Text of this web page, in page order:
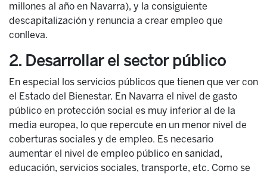
millones al año en Navarra), y la consiguiente
descapitalización y renuncia a crear empleo que
conlleva.
2. Desarrollar el sector público
En especial los servicios públicos que tienen que ver con
el Estado del Bienestar. En Navarra el nivel de gasto
público en protección social es muy inferior al de la
media europea, lo que repercute en un menor nivel de
coberturas sociales y de empleo. Es necesario
aumentar el nivel de empleo público en sanidad,
educación, servicios sociales, transporte, etc. Como se